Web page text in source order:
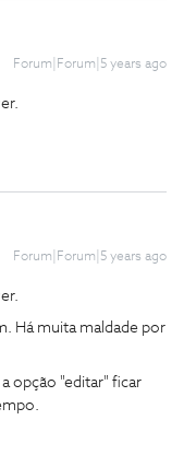
Forum|Forum|5 years ago
Forum|Forum|5 years ago
Há muita maldade por
opção "editar" ficar